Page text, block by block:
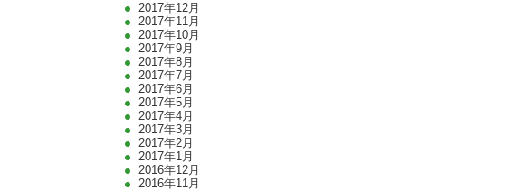
2017年12月
2017年11月
2017年10月
2017年9月
2017年8月
2017年7月
2017年6月
2017年5月
2017年4月
2017年3月
2017年2月
2017年1月
2016年12月
2016年11月